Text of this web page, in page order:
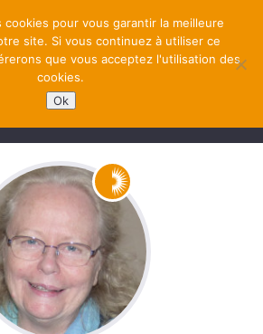
cookies pour vous garantir la meilleure
site. Si vous continuez à utiliser ce
que vous acceptez l'utilisation des
cookies.
Ok